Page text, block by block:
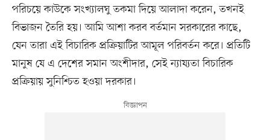
পরিচয়ে কাউকে সংখ্যালঘু তকমা দিয়ে আলাদা করেন, তখনই
বিভাজন তৈরি হয়। আমি আশা করব বর্তমান সরকারের কাছে,
যেন তারা এই বিচারিক প্রক্রিয়াটির আমূল পরিবর্তন করে। প্রতিটি
মানুষ যে এ দেশের সমান অংশীদার, সেই ন্যায্যতা বিচারিক
প্রক্রিয়ায় সুনিশ্চিত হওয়া দরকার।